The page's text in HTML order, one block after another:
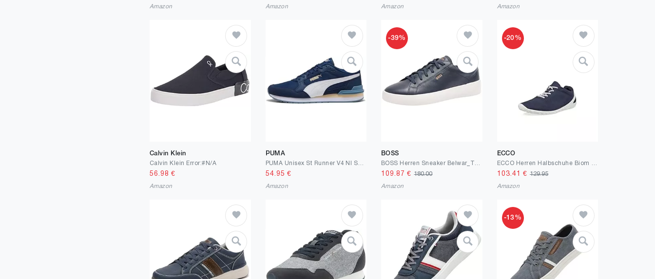
Amazon Amazon Amazon Amazon
Calvin Klein
Calvin Klein Error:#N/A
56.98 €
Amazon
PUMA
54.95 €
Amazon
-39%
BOSS
109.87 €180.00
Amazon
-20%
ECCO
103.41 € 129.95
Amazon
-13%